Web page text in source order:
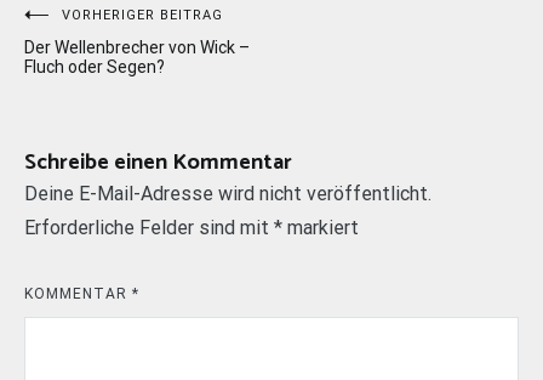
Beitragsnavigation
VORHERIGER BEITRAG
Der Wellenbrecher von Wick –
Fluch oder Segen?
Schreibe einen Kommentar
Deine E-Mail-Adresse wird nicht veröffentlicht.
Erforderliche Felder sind mit * markiert
KOMMENTAR *